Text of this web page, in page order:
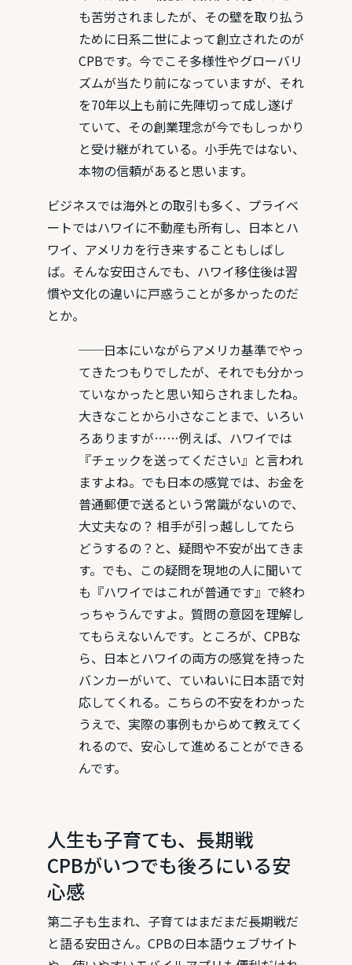
も苦労されましたが、その壁を取り払う
ために日系二世によって創立されたのが
CPBです。今でこそ多様性やグローバリ
ズムが当たり前になっていますが、それ
を70年以上も前に先陣切って成し遂げ
ていて、その創業理念が今でもしっかり
と受け継がれている。小手先ではない、
本物の信頼があると思います。
ビジネスでは海外との取引も多く、プライベ
ートではハワイに不動産も所有し、日本とハ
ワイ、アメリカを行き来することもしばし
ば。そんな安田さんでも、ハワイ移住後は習
慣や文化の違いに戸惑うことが多かったのだ
とか。
──日本にいながらアメリカ基準でやっ
てきたつもりでしたが、それでも分かっ
ていなかったと思い知らされましたね。
大きなことから小さなことまで、いろい
ろありますが……例えば、ハワイでは
『チェックを送ってください』と言われ
ますよね。でも日本の感覚では、お金を
普通郵便で送るという常識がないので、
大丈夫なの？ 相手が引っ越ししてたら
どうするの？と、疑問や不安が出てきま
す。でも、この疑問を現地の人に聞いて
も『ハワイではこれが普通です』で終わ
っちゃうんですよ。質問の意図を理解し
てもらえないんです。ところが、CPBな
ら、日本とハワイの両方の感覚を持った
バンカーがいて、ていねいに日本語で対
応してくれる。こちらの不安をわかった
うえで、実際の事例もからめて教えてく
れるので、安心して進めることができる
んです。
人生も子育ても、長期戦
CPBがいつでも後ろにいる安
心感
第二子も生まれ、子育てはまだまだ長期戦だ
と語る安田さん。CPBの日本語ウェブサイト